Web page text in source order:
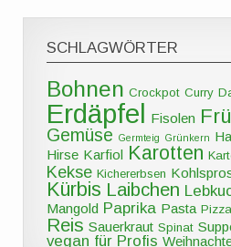
SCHLAGWÖRTER
Bohnen Crockpot Curry
Erdäpfel Fisolen
Gemüse Germteig Grünkern
Hirse Karfiol Karotten
Kekse Kichererbsen
Kürbis Laibchen
Mangold Paprika Pasta Pizza
Reis Sauerkraut Spinat
vegan für Profis